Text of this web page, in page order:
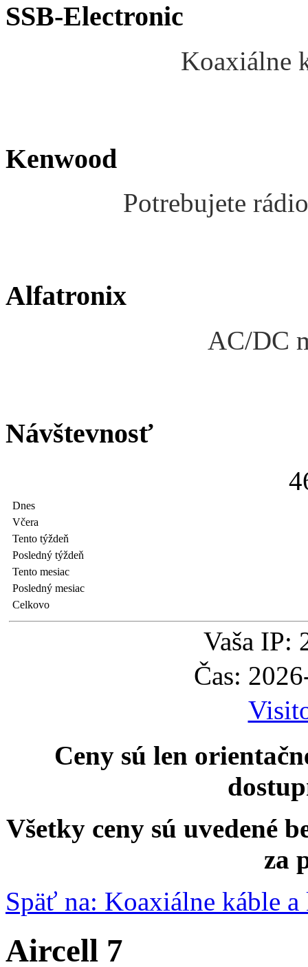
SSB-Electronic
Koaxiálne
Kenwood
Potrebujete
Alfatronix
AC/DC
Návštevnosť
4
Dnes
Včera
Tento týždeň
Posledný týždeň
Tento mesiac
Posledný mesiac
Celkovo
Vaša IP:
Čas:
Ceny sú len
Všetky ceny sú uvedené
za
Späť na: Koaxiálne káble
Aircell 7